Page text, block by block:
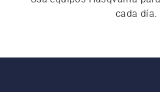
cada día.